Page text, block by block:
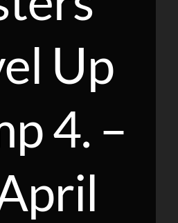
Up
4. –